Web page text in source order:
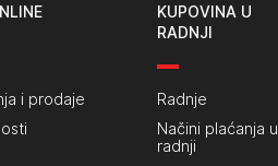
i prodaje
KUPOVINA U
RADNJI
Radnje
Načini plaćanja u
radnji